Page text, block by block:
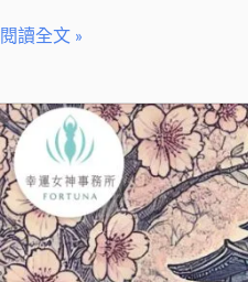
閱讀全文 »
前
世
回
溯
解
開